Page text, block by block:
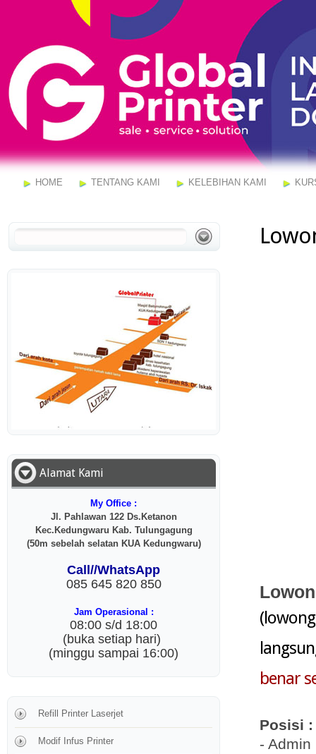
HOME TENTANG KAMI KELEBIHAN KAMI
benar
Posisi :
-
Alamat Kami
My Office :
Jl. Pahlawan 122 Ds.Ketanon
Kec.Kedungwaru Kab. Tulungagung
(50m sebelah selatan KUA Kedungwaru)
Call//WhatsApp
085 645 820 850
Jam Operasional :
08:00 s/d 18:00
(buka setiap hari)
(minggu sampai 16:00)
Refill Printer Laserjet
Modif Infus Printer